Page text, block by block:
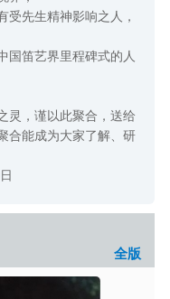
先生精神影响之人，
笛艺界里程碑式的人
，谨以此聚合，送给
合能成为大家了解、研
全版